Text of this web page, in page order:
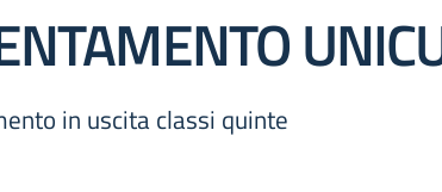
in uscita classi quinte